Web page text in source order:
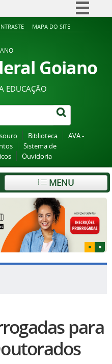
Simplifique!
Acesso à informação
Legislação
Canais
MAPA DO SITE
Goiano
EDUCAÇÃO
Biblioteca
AVA -
Sistema de
Ouvidoria
MENU
para